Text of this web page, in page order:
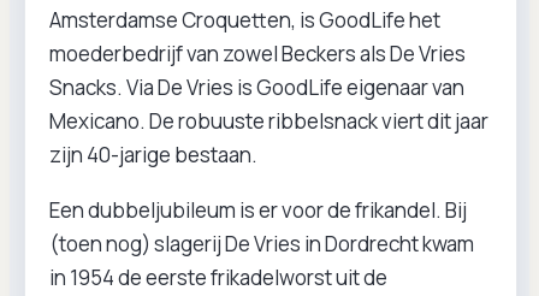
Amsterdamse Croquetten, is GoodLife het
moederbedrijf van zowel Beckers als De Vries
Snacks. Via De Vries is GoodLife eigenaar van
Mexicano. De robuuste ribbelsnack viert dit jaar
zijn 40-jarige bestaan.
Een dubbeljubileum is er voor de frikandel. Bij
(toen nog) slagerij De Vries in Dordrecht kwam
in 1954 de eerste frikadelworst uit de